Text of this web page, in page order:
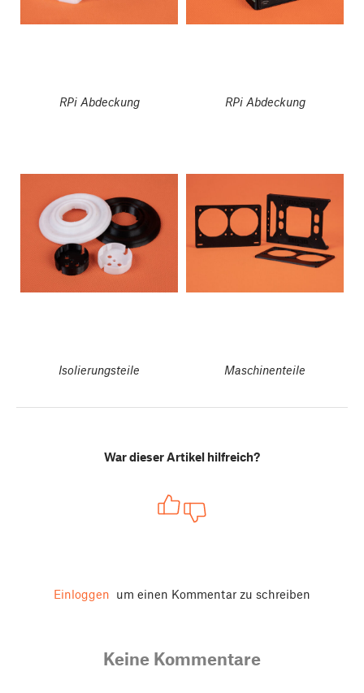
RPi Abdeckung RPi Abdeckung
Isolierungsteile Maschinenteile
War dieser Artikel hilfreich?
Einloggen um einen Kommentar zu schreiben
Keine Kommentare